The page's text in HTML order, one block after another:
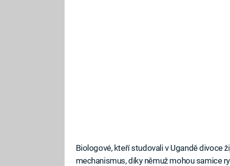
Biologové, kteří studovali v Ugandě divoce
mechanismus, díky němuž mohou samice